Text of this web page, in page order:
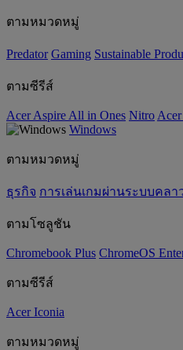
ตามหมวดหมู่
Predator Gaming ‌Sustainable
ตามซีรีส์
Acer Aspire All in Ones Nitro
Windows
ตามหมวดหมู่
ธุรกิจ การเล่นเกมผ่านระบบคลา
ตามโซลูชัน
Chromebook Plus ChromeOS
ตามซีรีส์
Acer Iconia
ตามหมวดหมู่